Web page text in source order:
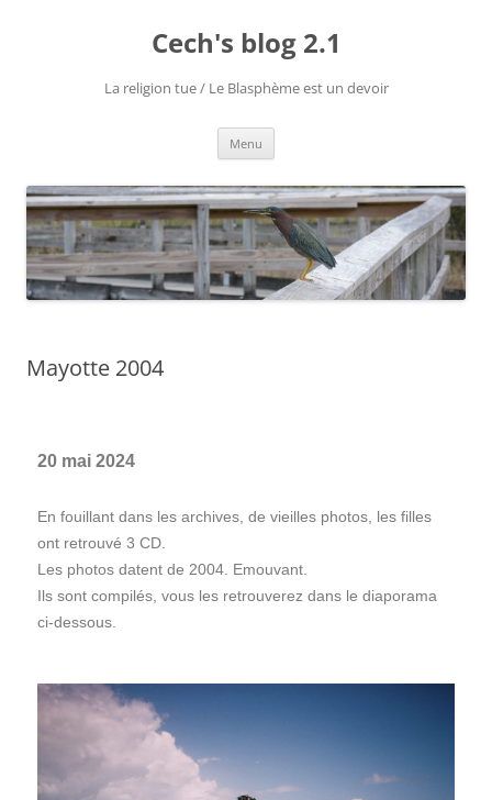
Cech's blog 2.1
La religion tue / Le Blasphème est un devoir
Menu
Mayotte 2004
20 mai 2024
En fouillant dans les archives, de vieilles photos, les filles
ont retrouvé 3 CD.
Les photos datent de 2004. Emouvant.
Ils sont compilés, vous les retrouverez dans le diaporama
ci-dessous.